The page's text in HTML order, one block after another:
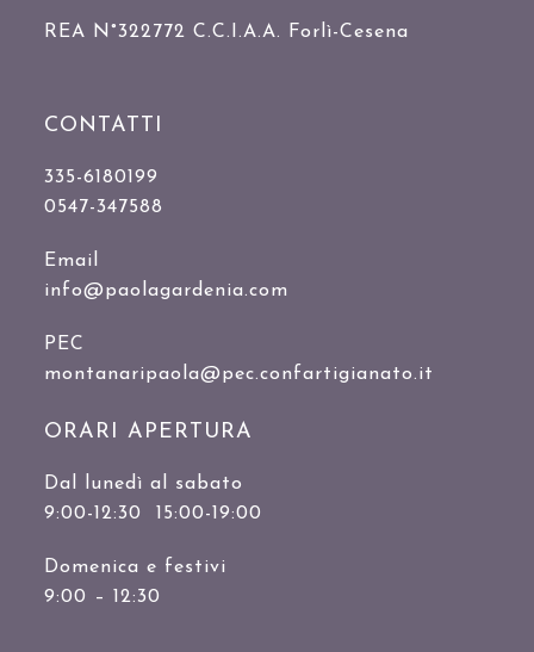
REA N°322772 C.C.I.A.A. Forlì-Cesena
CONTATTI
335-6180199
0547-347588
Email
info@paolagardenia.com
PEC
montanaripaola@pec.confartigianato.it
ORARI APERTURA
Dal lunedì al sabato
9:00-12:30 15:00-19:00
Domenica e festivi
9:00 – 12:30